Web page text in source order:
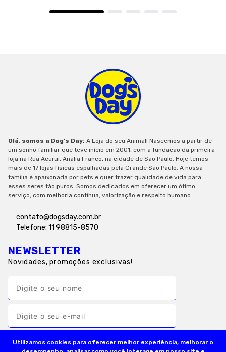
Utilizamos cookies para oferecer melhor experiência, melhorar o
Olá, somos a Dog’s Day: A Loja do seu Animal! Nascemos a partir de
um sonho familiar que teve início em 2001, com a fundação da primeira
loja na Rua Acuruí, Anália Franco, na cidade de São Paulo. Hoje temos
mais de 17 lojas físicas espalhadas pela Grande São Paulo. A nossa
família é apaixonada por pets e quer trazer qualidade de vida para
esses seres tão puros. Somos dedicados em oferecer um ótimo
serviço, com melhoria contínua, valorização e respeito humano.
contato@dogsday.com.br
Telefone: 11 98815-8570
NEWSLETTER
Novidades, promoções exclusivas!